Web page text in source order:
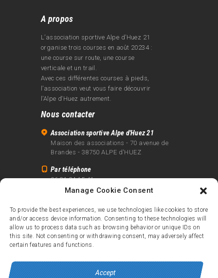
Manage Cookie Consent
To provide the best experiences, we use technologies like cookies to store
and/or access device information. Consenting to these technologies will
allow us to process data such as browsing behavior or unique IDs on
this site. Not consenting or withdrawing consent, may adversely affect
certain features and functions.
Accept
A propos
L’association sportive Alpe d’Huez 21
organise trois courses en août 20234 :
une course sur route, une course
verticale et un trail.
Avec ces différentes courses à pieds,
l’association veut vous faire découvrir
l’Alpe d‘Huez autrement.
Nous contacter
Association sportive Alpe d'Huez 21
Maison des associations - 70 avenue de
Brandes - 38750 ALPE d'HUEZ
Par téléphone
06 81 24 15 41
info@alpe21.fr
Mentions légales
Contact
crédits